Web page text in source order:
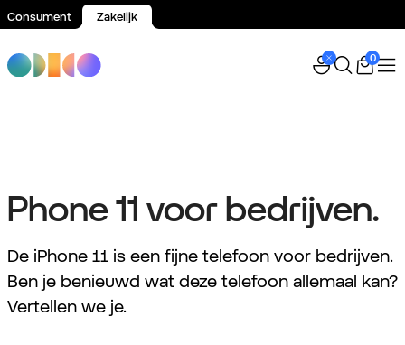
Consument Zakelijk
0
Phone 11 voor bedrijven.
De iPhone 11 is een fijne telefoon voor bedrijven.
Ben je benieuwd wat deze telefoon allemaal kan?
Vertellen we je.